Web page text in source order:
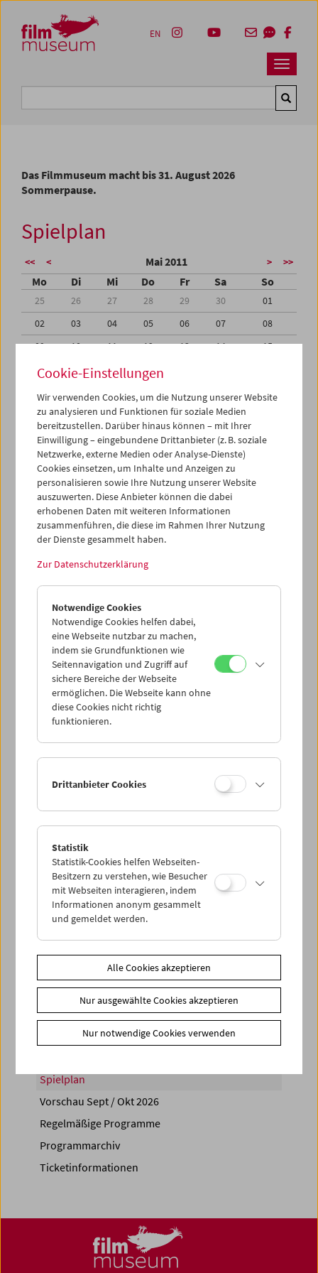
Zum Inhalt
Zum Hauptmenü
Zur Servicenavigation
Zum Suche
Navbar
EN
Das Filmmuseum macht bis 31. August 2026
Sommerpause.
Spielplan
<< < Mai 2011 > >>
Mo Di Mi Do Fr Sa So
25 26 27 28 29 30
01
02
03 04 05 06 07
08
09
10 11 12 13 14
15
16
17 18 19
23
25 27
29
30
31 01 02 03 04
iCalender
Programmheft-PDF
English language or subtitles
< Vorherige Woche
Mo 23.5.
Di 24.5.
Mi 25.5.
Do 26.5.
Sa 28.5.
PROGRAMM ÜBERBLICK
Share on
Spielplan
Vorschau Sept / Okt 2026
Regelmäßige Programme
Programmarchiv
Ticketinformationen
Cookie-Einstellungen
Wir verwenden Cookies, um die Nutzung unserer Website
zu analysieren und Funktionen für soziale Medien
bereitzustellen. Darüber hinaus können – mit Ihrer
Einwilligung – eingebundene Drittanbieter (z. B. soziale
Netzwerke, externe Medien oder Analyse-Dienste)
Cookies einsetzen, um Inhalte und Anzeigen zu
personalisieren sowie Ihre Nutzung unserer Website
auszuwerten. Diese Anbieter können die dabei
erhobenen Daten mit weiteren Informationen
zusammenführen, die diese im Rahmen Ihrer Nutzung
der Dienste gesammelt haben.
Zur Datenschutzerklärung
Notwendige Cookies
Notwendige Cookies helfen dabei,
eine Webseite nutzbar zu machen,
indem sie Grundfunktionen wie
Seitennavigation und Zugriff auf
sichere Bereiche der Webseite
ermöglichen. Die Webseite kann ohne
diese Cookies nicht richtig
funktionieren.
Drittanbieter Cookies
Statistik
Statistik-Cookies helfen Webseiten-
Besitzern zu verstehen, wie Besucher
mit Webseiten interagieren, indem
Informationen anonym gesammelt
und gemeldet werden.
Alle Cookies akzeptieren
Nur ausgewählte Cookies akzeptieren
Nur notwendige Cookies verwenden